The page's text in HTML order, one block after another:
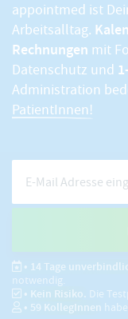
appointmed ist
Arbeitsalltag.
Rechnungen mit
Datenschutz und
Administration
PatientInnen!
• 14 Tage
notwendig.
• Kein Risiko. Die
• 59 KollegInnen